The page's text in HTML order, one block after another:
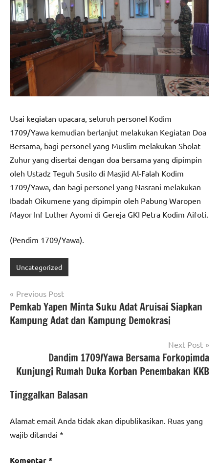
Usai kegiatan upacara, seluruh personel Kodim
1709/Yawa kemudian berlanjut melakukan Kegiatan Doa
Bersama, bagi personel yang Muslim melakukan Sholat
Zuhur yang disertai dengan doa bersama yang dipimpin
oleh Ustadz Teguh Susilo di Masjid Al-Falah Kodim
1709/Yawa, dan bagi personel yang Nasrani melakukan
Ibadah Oikumene yang dipimpin oleh Pabung Waropen
Mayor Inf Luther Ayomi di Gereja GKI Petra Kodim Aifoti.
(Pendim 1709/Yawa).
Uncategorized
Navigasi
pos
Previous Post
Pemkab Yapen Minta Suku Adat Aruisai Siapkan
Kampung Adat dan Kampung Demokrasi
Next Post
Dandim 1709/Yawa Bersama Forkopimda
Kunjungi Rumah Duka Korban Penembakan KKB
Tinggalkan Balasan
Alamat email Anda tidak akan dipublikasikan. Ruas yang
wajib ditandai *
Komentar*